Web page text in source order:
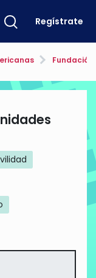
Regístrate
Fundación